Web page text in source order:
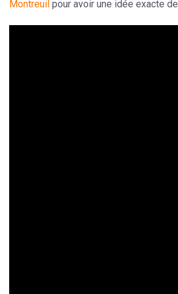
Montreuil pour avoir une idée exacte de